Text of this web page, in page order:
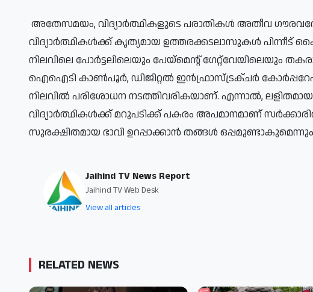
അതേസമയം, വിദ്യാർത്ഥികളുടെ പരാതികൾ അതീവ
വിദ്യാർത്ഥികൾക്ക് കൃത്യമായ ഉത്തരക്കടലാസുകൾ പിന്നീട്
നിലവിലെ പോർട്ടലിലെയും പേയ്‌മെന്റ് ഗേറ്റ്‌വേയിലെയും
ഐഐടി കാൺപൂർ, ഡിജിറ്റൽ ഇൻഫ്രാസ്ട്രക്ചർ
നിലവിൽ പരിശോധന നടത്തിവരികയാണ്. എന്നാൽ, ലളിതമായ
വിദ്യാർത്ഥികൾക്ക് മറുപടിക്ക് പകരം അപമാനമാണ്
സുരക്ഷിതമായ ഭാവി ഉറപ്പാക്കാൻ തങ്ങൾ
Jaihind TV News Report
Jaihind TV Web Desk
View all articles
RELATED NEWS